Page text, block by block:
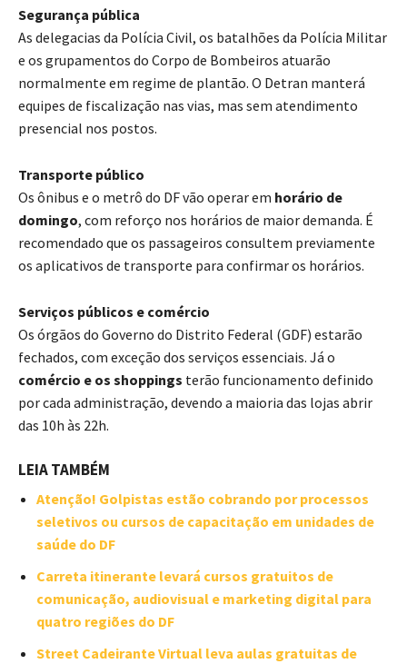
Segurança pública
As delegacias da Polícia Civil, os batalhões da Polícia Militar
e os grupamentos do Corpo de Bombeiros atuarão
normalmente em regime de plantão. O Detran manterá
equipes de fiscalização nas vias, mas sem atendimento
presencial nos postos.
Transporte público
Os ônibus e o metrô do DF vão operar em horário de
domingo, com reforço nos horários de maior demanda. É
recomendado que os passageiros consultem previamente
os aplicativos de transporte para confirmar os horários.
Serviços públicos e comércio
Os órgãos do Governo do Distrito Federal (GDF) estarão
fechados, com exceção dos serviços essenciais. Já o
comércio e os shoppings terão funcionamento definido
por cada administração, devendo a maioria das lojas abrir
das 10h às 22h.
LEIA TAMBÉM
Atenção! Golpistas estão cobrando por processos
seletivos ou cursos de capacitação em unidades de
saúde do DF
Carreta itinerante levará cursos gratuitos de
comunicação, audiovisual e marketing digital para
quatro regiões do DF
Street Cadeirante Virtual leva aulas gratuitas de